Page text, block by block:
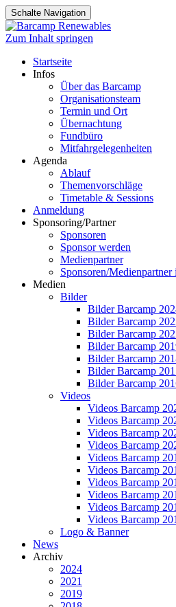
Schalte Navigation
Zum Inhalt springen
Startseite
Infos
Über das Barcamp
Organisationsteam
Termin und Ort
Übernachtung
Fundbüro
Mitfahrgelegenheiten
Agenda
Ablauf
Themenvorschläge
Timetable & Sessions
Anmeldung
Sponsoring/Partner
Sponsoren
Sponsor werden
Medienpartner
Sponsoren/Medienpartner
Medien
Bilder
Bilder Barcamp
Bilder Barcamp
Bilder Barcamp
Bilder Barcamp
Bilder Barcamp
Bilder Barcamp
Bilder Barcamp
Videos
Videos Barcamp
Videos Barcamp
Videos Barcamp
Videos Barcamp
Videos Barcamp
Videos Barcamp
Videos Barcamp
Videos Barcamp
Videos Barcamp
Videos Barcamp
Logo & Banner
News
Archiv
2024
2021
2019